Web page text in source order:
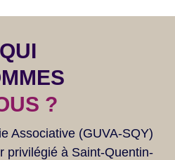
Associative (GUVA-SQY)
privilégié à Saint-Quentin-
QUI
?